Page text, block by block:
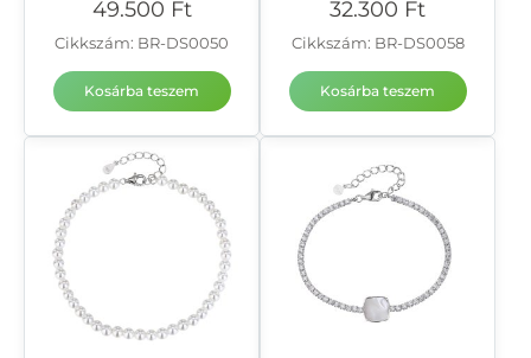
49.500 Ft
Cikkszám: BR-DS0050
Kosárba teszem
32.300 Ft
Cikkszám: BR-DS0058
Kosárba teszem